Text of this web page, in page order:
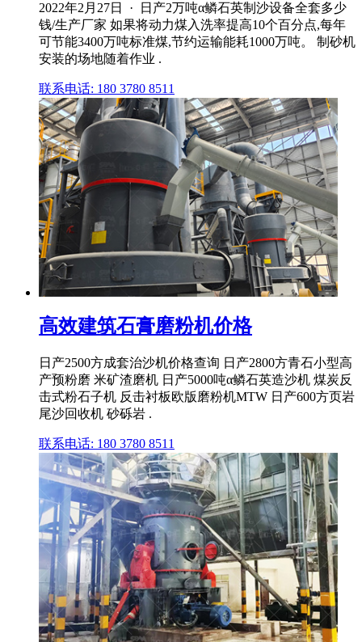
2022年2月27日 · 日产2万吨α鳞石英制沙设备全套多少
钱/生产厂家 如果将动力煤入洗率提高10个百分点,每年
可节能3400万吨标准煤,节约运输能耗1000万吨。 制砂机
安装的场地随着作业 .
联系电话: 180 3780 8511
高效建筑石膏磨粉机价格
日产2500方成套治沙机价格查询 日产2800方青石小型高
产预粉磨 米矿渣磨机 日产5000吨α鳞石英造沙机 煤炭反
击式粉石子机 反击衬板欧版磨粉机MTW 日产600方页岩
尾沙回收机 砂砾岩 .
联系电话: 180 3780 8511